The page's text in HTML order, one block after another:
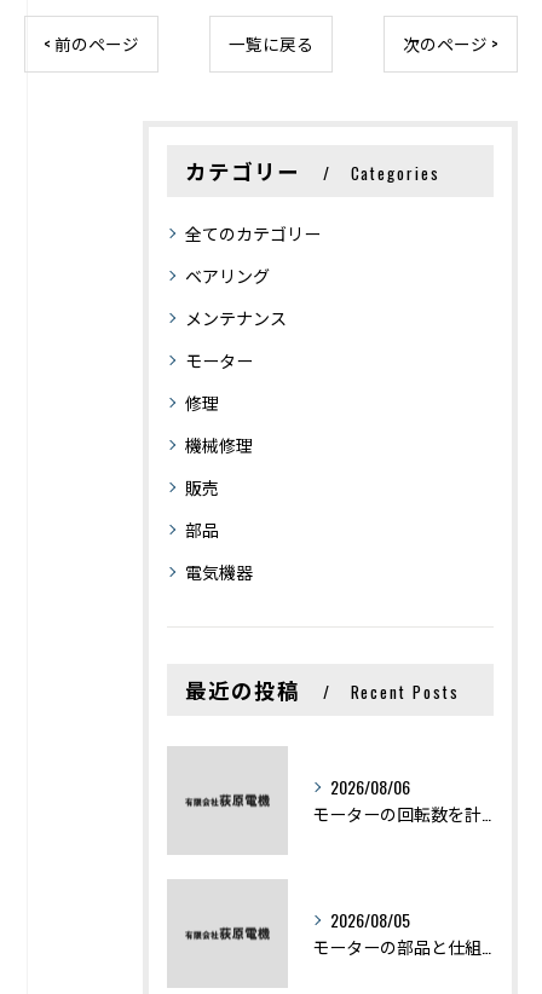
< 前のページ 一覧に戻る 次のページ >
カテゴリー Categories
全てのカテゴリー
ベアリング
メンテナンス
モーター
修理
機械修理
販売
部品
電気機器
最近の投稿 Recent Posts
2026/08/06
2026/08/05